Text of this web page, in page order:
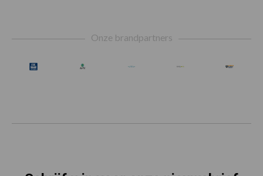
Onze brandpartners